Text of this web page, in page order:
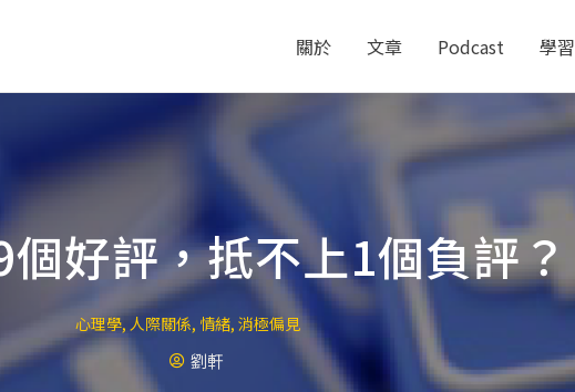
關於 文章 Podcast 學習
好評，抵不上1個負評？
心理學,人際關係, 情緒,消極偏見
劉軒